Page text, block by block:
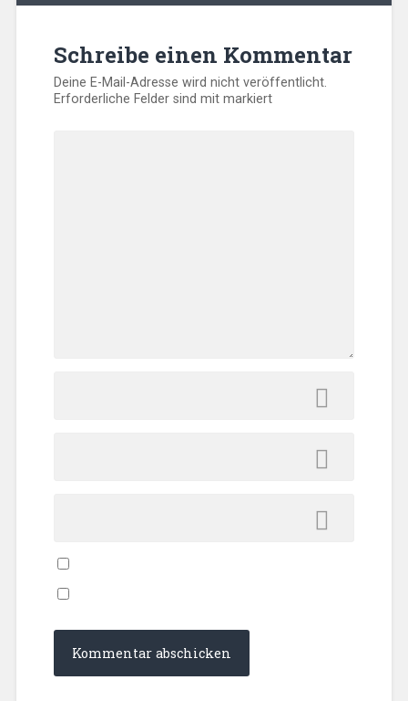
Schreibe einen Kommentar
Deine E-Mail-Adresse wird nicht veröffentlicht.
Erforderliche Felder sind mitmarkiert